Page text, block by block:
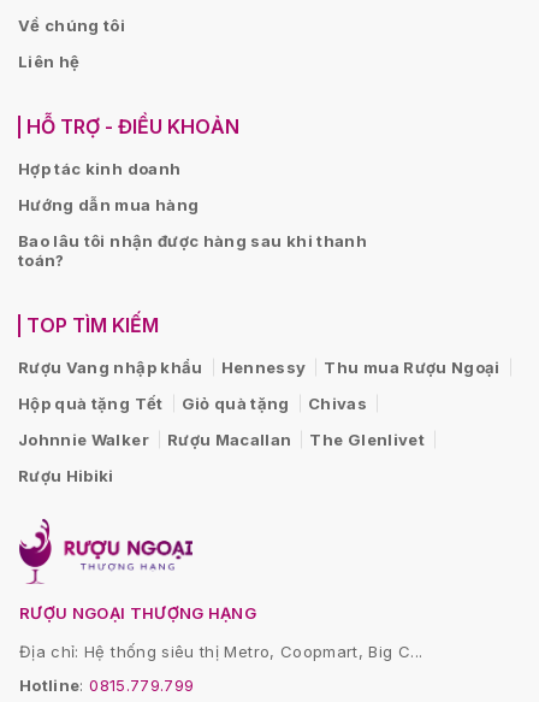
Về chúng tôi
Liên hệ
HỖ TRỢ - ĐIỀU KHOẢN
Hợp tác kinh doanh
Hướng dẫn mua hàng
Bao lâu tôi nhận được hàng sau khi thanh
toán?
TOP TÌM KIẾM
Rượu Vang nhập khẩu Hennessy
Thu mua Rượu Ngoại
Hộp quà tặng Tết
Giỏ quà tặng
Chivas
Johnnie Walker
Rượu Macallan
The Glenlivet
Rượu Hibiki
RƯỢU NGOẠI THƯỢNG HẠNG
Địa chỉ: Hệ thống siêu thị Metro, Coopmart, Big C...
Hotline:0815.779.799